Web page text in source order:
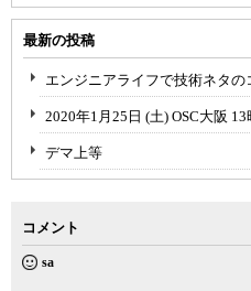
最新の投稿
エンジニアライフで技術ネタの
2020年1月25日 (土) OSC大阪
デマ上等
コメント
sa